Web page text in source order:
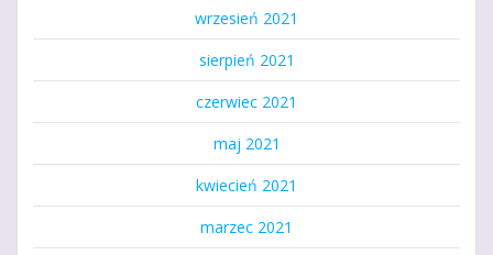
wrzesień 2021
sierpień 2021
czerwiec 2021
maj 2021
kwiecień 2021
marzec 2021